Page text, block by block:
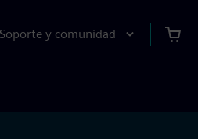
Soporte y comunidad